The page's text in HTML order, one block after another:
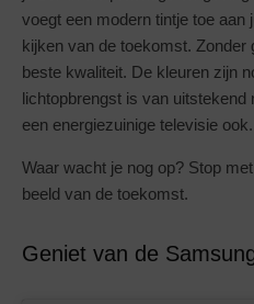
voegt een modern tintje toe aan
kijken van de toekomst. Zonder
beste kwaliteit. De kleuren zijn
lichtopbrengst is van uitstekend
een energiezuinige televisie ook.
Waar wacht je nog op? Stop
beeld van de toekomst.
Geniet van de